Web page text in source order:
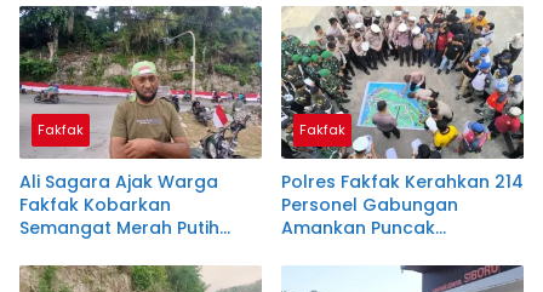
Batu
Fakfak
Ali Sagara Ajak Warga
Fakfak Kobarkan
Semangat Merah Putih
Bendera 1.200 Meter
Fakfak
Polres Fakfak Kerahkan 214
Personel Gabungan
Amankan Puncak
Islam di Tanah Papua